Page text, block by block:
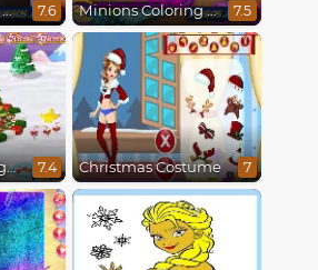
Baby Hazel Spa Makeover 7.6 Minions Coloring Book 7.5
Baby Hazel Gingerbread House 7.4 Christmas Costume 7